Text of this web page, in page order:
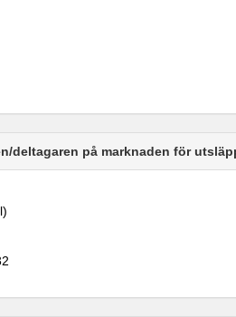
deltagaren på marknaden för